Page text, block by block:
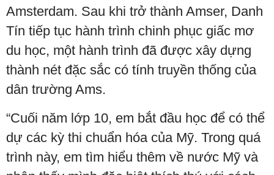
Amsterdam. Sau khi trở thành Amser, Danh
Tín tiếp tục hành trình chinh phục giấc mơ
du học, một hành trình đã được xây dựng
thành nét đặc sắc có tính truyền thống của
dân trường Ams.
“Cuối năm lớp 10, em bắt đầu học để có thể
dự các kỳ thi chuẩn hóa của Mỹ. Trong quá
trình này, em tìm hiểu thêm về nước Mỹ và